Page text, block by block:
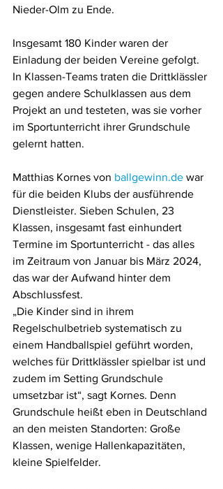
Nieder-Olm zu Ende.
Insgesamt 180 Kinder waren der
Einladung der beiden Vereine gefolgt.
In Klassen-Teams traten die Drittklässler
gegen andere Schulklassen aus dem
Projekt an und testeten, was sie vorher
im Sportunterricht ihrer Grundschule
gelernt hatten.
Matthias Kornes von ballgewinn.de war
für die beiden Klubs der ausführende
Dienstleister. Sieben Schulen, 23
Klassen, insgesamt fast einhundert
Termine im Sportunterricht - das alles
im Zeitraum von Januar bis März 2024,
das war der Aufwand hinter dem
Abschlussfest.
„Die Kinder sind in ihrem
Regelschulbetrieb systematisch zu
einem Handballspiel geführt worden,
welches für Drittklässler spielbar ist und
zudem im Setting Grundschule
umsetzbar ist“, sagt Kornes. Denn
Grundschule heißt eben in Deutschland
an den meisten Standorten: Große
Klassen, wenige Hallenkapazitäten,
kleine Spielfelder.